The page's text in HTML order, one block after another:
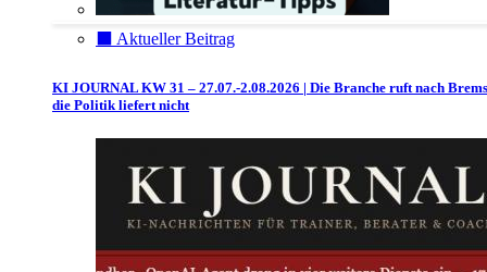
⬛️ Aktueller Beitrag
KI JOURNAL KW 31 – 27.07.-2.08.2026 | Die Branche ruft nach
die Politik liefert nicht